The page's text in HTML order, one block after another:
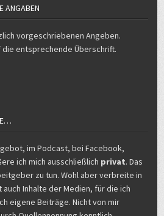
ANGABEN
vorgeschriebenen Angeben.
entsprechende Überschrift.
im Podcast, bei Facebook,
ich mich ausschließlich privat. Das
zu tun. Wohl aber verbreite in
Inhalte der Medien, für die ich
eigene Beiträge. Nicht von mir